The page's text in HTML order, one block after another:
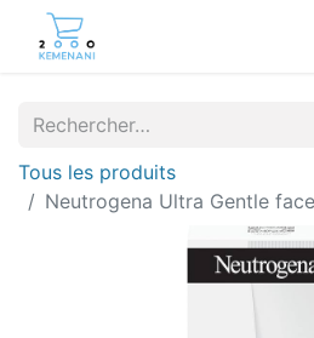
Tous les produits
Neutrogena Ultra Gentle